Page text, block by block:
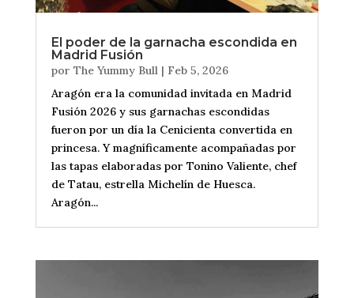
El poder de la garnacha escondida en
Madrid Fusión
por The Yummy Bull| Feb 5, 2026
Aragón era la comunidad invitada en Madrid
Fusión 2026 y sus garnachas escondidas
fueron por un día la Cenicienta convertida en
princesa. Y magníficamente acompañadas por
las tapas elaboradas por Tonino Valiente, chef
de Tatau, estrella Michelín de Huesca.
Aragón...